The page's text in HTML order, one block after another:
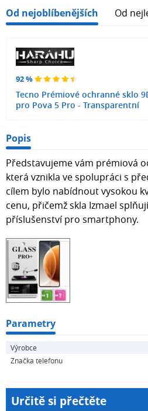
Od nejoblíbenějších Od
92 %
Tecno Prémiové ochranné sklo
pro Pova 5 Pro - Transparentní
Popis
Představujeme vám prémiová
která vznikla ve spolupráci s
cílem bylo nabídnout vysokou
cenu, přičemž skla Izmael
příslušenství pro smartphony.
Parametry
Výrobce
Značka telefonu
Určitě si přečtěte